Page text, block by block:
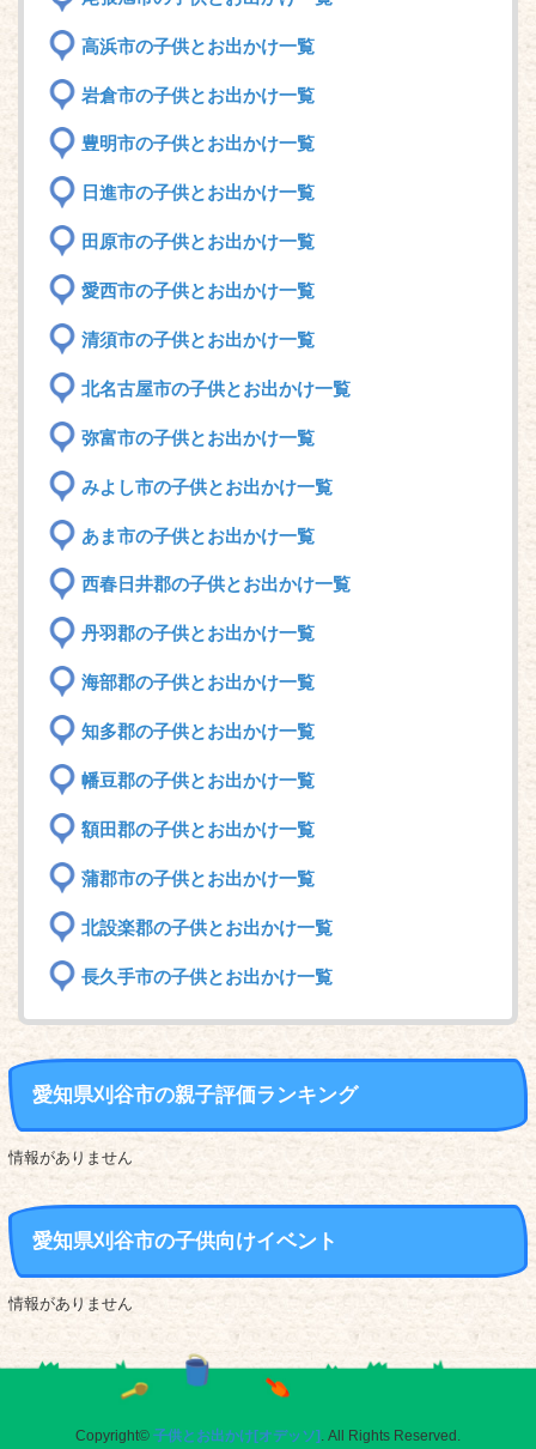
高浜市の子供とお出かけ一覧
岩倉市の子供とお出かけ一覧
豊明市の子供とお出かけ一覧
日進市の子供とお出かけ一覧
田原市の子供とお出かけ一覧
愛西市の子供とお出かけ一覧
清須市の子供とお出かけ一覧
北名古屋市の子供とお出かけ一覧
弥富市の子供とお出かけ一覧
みよし市の子供とお出かけ一覧
あま市の子供とお出かけ一覧
西春日井郡の子供とお出かけ一覧
丹羽郡の子供とお出かけ一覧
海部郡の子供とお出かけ一覧
知多郡の子供とお出かけ一覧
幡豆郡の子供とお出かけ一覧
額田郡の子供とお出かけ一覧
蒲郡市の子供とお出かけ一覧
北設楽郡の子供とお出かけ一覧
長久手市の子供とお出かけ一覧
愛知県刈谷市の親子評価ランキング
情報がありません
愛知県刈谷市の子供向けイベント
情報がありません
Copyright© 子供とお出かけ[オデッソ] . All Rights Reserved.